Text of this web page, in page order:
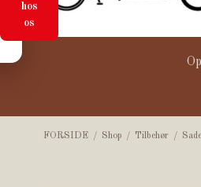
hos
os
FORSIDE / Shop / Tilbehør /